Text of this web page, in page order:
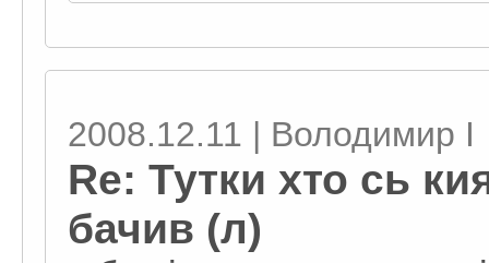
2008.12.11 | Володимир I
Re: Тутки хто сь
бачив (л)